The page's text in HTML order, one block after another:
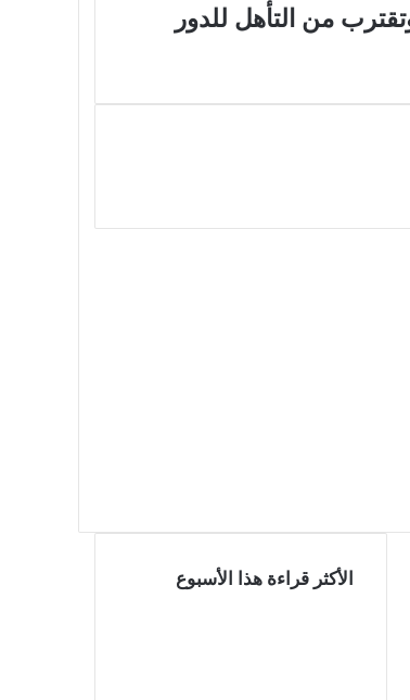
من التأهل للدور
الأكثر قراءة هذا الأسبوع